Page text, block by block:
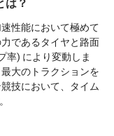
は？
性能において極めて
であるタイヤと路面
率) により変動しま
大のトラクションを
技において、タイム